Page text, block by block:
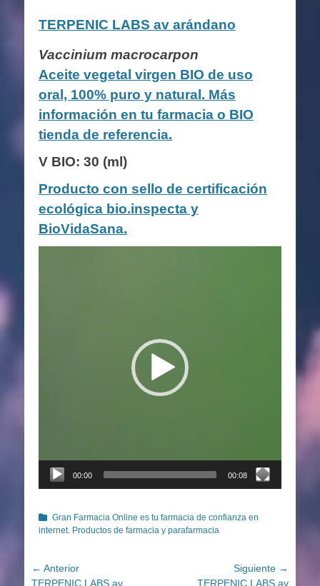
TERPENIC LABS av arándano
Vaccinium macrocarpon
Aceite vegetal virgen BIO de uso
oral, 100% puro y natural. Más
información en tu farmacia o BIO
tienda de referencia.
V BIO: 30 (ml)
Producto con sello de certificación
ecológica bio.inspecta y
BioVidaSana.
00:00 00:08
Categorías
Gran Farmacia Online es tu farmacia de confianza en
internet. Productos de farmacia y parafarmacia
Navegación
← Anterior
Entrada
TERPENIC LABS av
Siguiente →
TERPENIC LABS av